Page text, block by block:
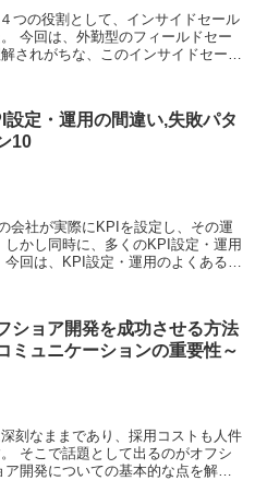
つの役割として、インサイドセール
今回は、外勤型のフィールドセー
されがちな、このインサイドセール
設定・運用の間違い,失敗パタ
10
会社が実際にKPIを設定し、その運
かし同時に、多くのKPI設定・運用
回は、KPI設定・運用のよくある間
ショア開発を成功させる方法
ミュニケーションの重要性～
刻なままであり、採用コストも人件
そこで話題として出るのがオフシ
開発についての基本的な点を解説